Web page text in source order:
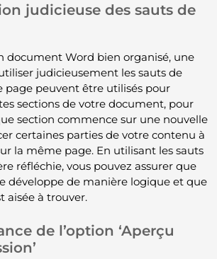
judicieuse des sauts de
document Word bien organisé, une
judicieusement les sauts de
page peuvent être utilisés pour
sections de votre document, pour
section commence sur une nouvelle
certaines parties de votre contenu à
la même page. En utilisant les sauts
réfléchie, vous pouvez assurer que
développe de manière logique et que
aisée à trouver.
de l’option ‘Aperçu